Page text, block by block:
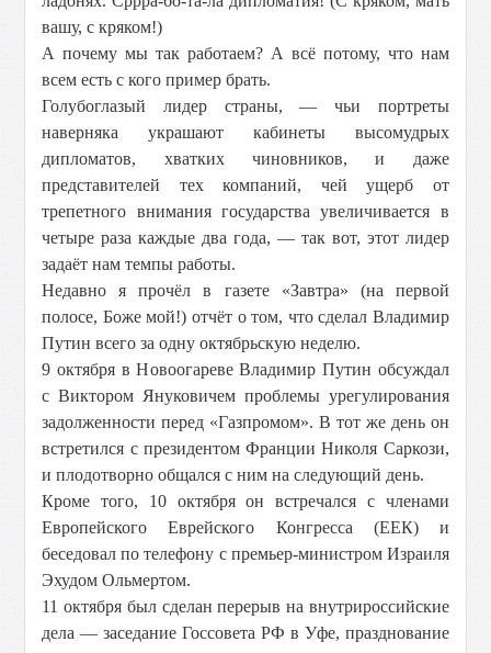
вашу, с кряком!)
А почему мы так работаем? А всё потому, что нам
всем есть с кого пример брать.
Голубоглазый лидер страны, — чьи портреты
наверняка украшают кабинеты высомудрых
дипломатов, хватких чиновников, и даже
представителей тех компаний, чей ущерб от
трепетного внимания государства увеличивается в
четыре раза каждые два года, — так вот, этот лидер
задаёт нам темпы работы.
Недавно я прочёл в газете «Завтра» (на первой
полосе, Боже мой!) отчёт о том, что сделал Владимир
Путин всего за одну октябрьскую неделю.
9 октября в Новоогареве Владимир Путин обсуждал
с Виктором Януковичем проблемы урегулирования
задолженности перед «Газпромом». В тот же день он
встретился с президентом Франции Николя Саркози,
и плодотворно общался с ним на следующий день.
Кроме того, 10 октября он встречался с членами
Европейского Еврейского Конгресса (ЕЕК) и
беседовал по телефону с премьер-министром Израиля
Эхудом Ольмертом.
11 октября был сделан перерыв на внутрироссийские
дела — заседание Госсовета РФ в Уфе, празднование